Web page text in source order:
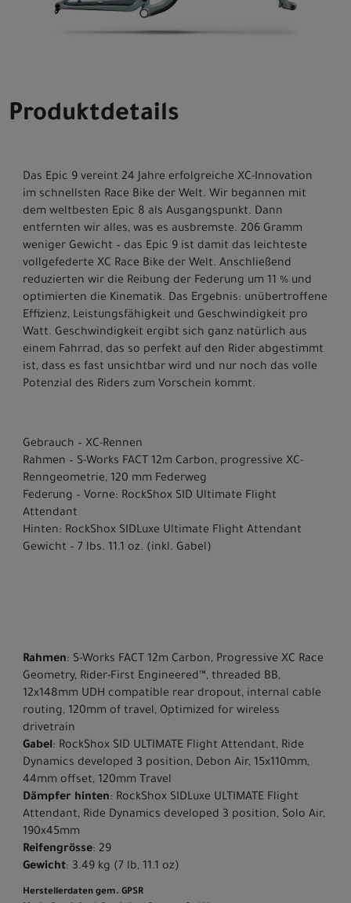
Produktdetails
Das Epic 9 vereint 24 Jahre erfolgreiche XC-Innovation
im schnellsten Race Bike der Welt. Wir begannen mit
dem weltbesten Epic 8 als Ausgangspunkt. Dann
entfernten wir alles, was es ausbremste. 206 Gramm
weniger Gewicht – das Epic 9 ist damit das leichteste
vollgefederte XC Race Bike der Welt. Anschließend
reduzierten wir die Reibung der Federung um 11 % und
optimierten die Kinematik. Das Ergebnis: unübertroffene
Effizienz, Leistungsfähigkeit und Geschwindigkeit pro
Watt. Geschwindigkeit ergibt sich ganz natürlich aus
einem Fahrrad, das so perfekt auf den Rider abgestimmt
ist, dass es fast unsichtbar wird und nur noch das volle
Potenzial des Riders zum Vorschein kommt.
Gebrauch – XC-Rennen
Rahmen – S-Works FACT 12m Carbon, progressive XC-
Renngeometrie, 120 mm Federweg
Federung – Vorne: RockShox SID Ultimate Flight
Attendant
Hinten: RockShox SIDLuxe Ultimate Flight Attendant
Gewicht – 7 lbs. 11.1 oz. (inkl. Gabel)
Rahmen: S-Works FACT 12m Carbon, Progressive XC Race
Geometry, Rider-First Engineered™, threaded BB,
12x148mm UDH compatible rear dropout, internal cable
routing, 120mm of travel, Optimized for wireless
drivetrain
Gabel: RockShox SID ULTIMATE Flight Attendant, Ride
Dynamics developed 3 position, Debon Air, 15x110mm,
44mm offset, 120mm Travel
Dämpfer hinten: RockShox SIDLuxe ULTIMATE Flight
Attendant, Ride Dynamics developed 3 position, Solo Air,
190x45mm
Reifengrösse: 29
Gewicht: 3.49 kg (7 lb, 11.1 oz)
Herstellerdaten gem. GPSR